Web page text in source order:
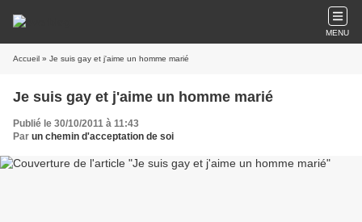
MENU
Accueil » Je suis gay et j'aime un homme marié
Je suis gay et j'aime un homme marié
Publié le 30/10/2011 à 11:43
Par un chemin d'acceptation de soi